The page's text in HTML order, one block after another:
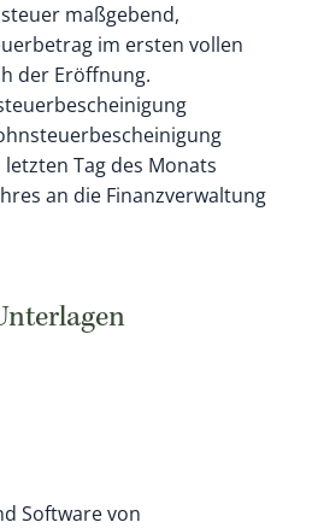
maßgebend,
im ersten vollen
der Eröffnung.
Tag des Monats
an die Finanzverwaltung
Software von